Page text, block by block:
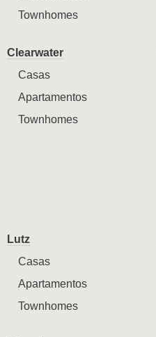
Townhomes
Clearwater
Casas
Apartamentos
Townhomes
Lutz
Casas
Apartamentos
Townhomes